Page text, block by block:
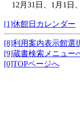
12月31日、1月1日
[1]休館日カレンダー
[8]利用案内表示館選
[9]蔵書検索メニュー
[0]TOPページへ